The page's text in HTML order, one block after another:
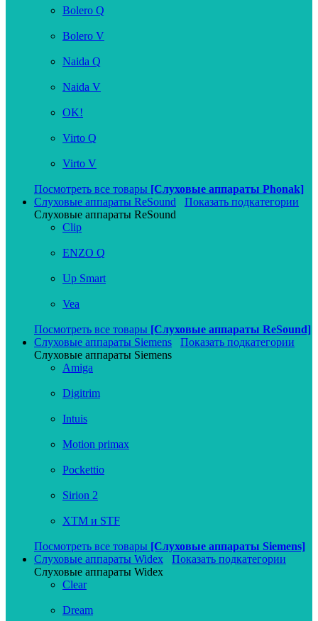
Bolero Q
Bolero V
Naida Q
Naida V
OK!
Virto Q
Virto V
Посмотреть все товары [Слуховые аппараты Phonak]
Слуховые аппараты ReSound
Показать подкатегории
Слуховые аппараты ReSound
Clip
ENZO Q
Up Smart
Vea
Посмотреть все товары [Слуховые аппараты ReSound]
Слуховые аппараты Siemens
Показать подкатегории
Слуховые аппараты Siemens
Amiga
Digitrim
Intuis
Motion primax
Pockettio
Sirion 2
XTM и STF
Посмотреть все товары [Слуховые аппараты Siemens]
Слуховые аппараты Widex
Показать подкатегории
Слуховые аппараты Widex
Clear
Dream